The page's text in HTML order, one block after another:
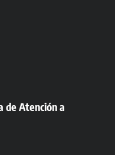
de Atención a